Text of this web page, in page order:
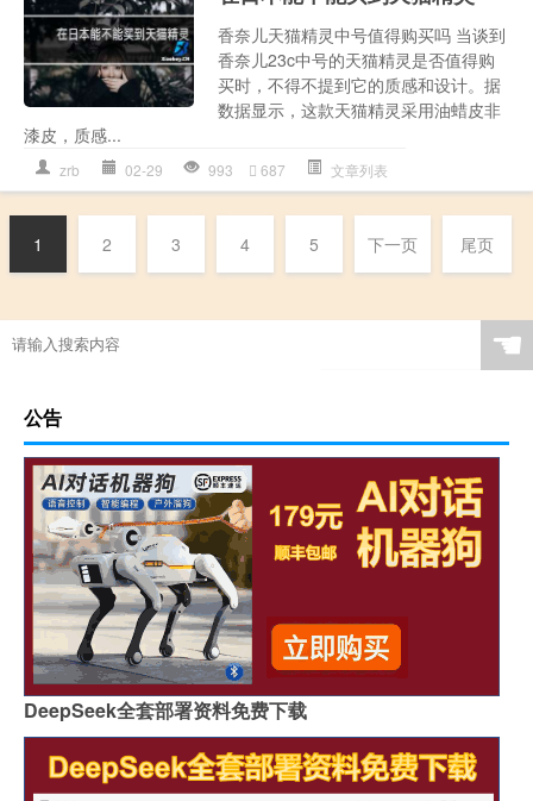
香奈儿天猫精灵中号值得购买吗 当谈到
香奈儿23c中号的天猫精灵是否值得购
买时，不得不提到它的质感和设计。据
数据显示，这款天猫精灵采用油蜡皮非
漆皮，质感...
zrb 02-29 993 687 文章列表
1 2 3 4 5 下一页 尾页
☚
公告
DeepSeek全套部署资料免费下载